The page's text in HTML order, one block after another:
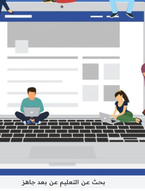
بحث عن التعليم عن بعد جاهز